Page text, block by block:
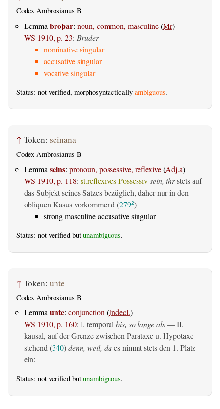
Codex Ambrosianus B
Lemma broþar: noun, common, masculine(Mr)
WS 1910, p. 23: Bruder
nominative singular
accusative singular
vocative singular
Status: not verified, morphosyntactically ambiguous.
↑ Token: seinana
Codex Ambrosianus B
Lemma seins: pronoun, possessive, reflexive(Adj.a)
WS 1910, p. 118: st.reflexives Possessivsein, ihrstets auf
das Subjekt seines Satzes bezüglich, daher nur in den
obliquen Kasus vorkommend (2792)
strong masculine accusative singular
Status: not verified but unambiguous.
↑ Token: unte
Codex Ambrosianus B
Lemmaunte: conjunction(Indecl.)
WS 1910, p. 160: I. temporalbis, so lange als— II.
kausal, auf der Grenze zwischen Parataxe u. Hypotaxe
stehend (340)denn, weil, daes nimmt stets den 1. Platz
ein:
Status: not verified but unambiguous.